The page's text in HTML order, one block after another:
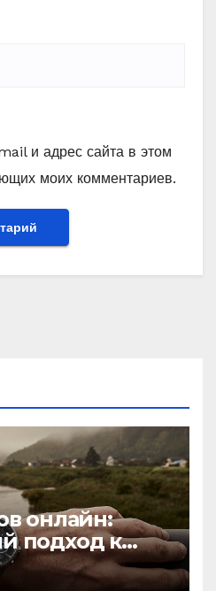
и адрес сайта в этом
моих комментариев.
онлайн:
подход к